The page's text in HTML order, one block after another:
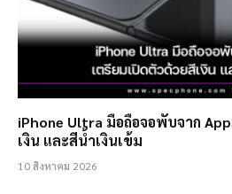
iPhone Ultra มือถือจอพับจาก
เงิน และสีน้ำเงินเข้ม
10 สิงหาคม 2026